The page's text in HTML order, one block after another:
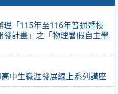
理「115年至116年普通暨技
計畫」之「物理暑假自主學
中生職涯發展線上系列講座